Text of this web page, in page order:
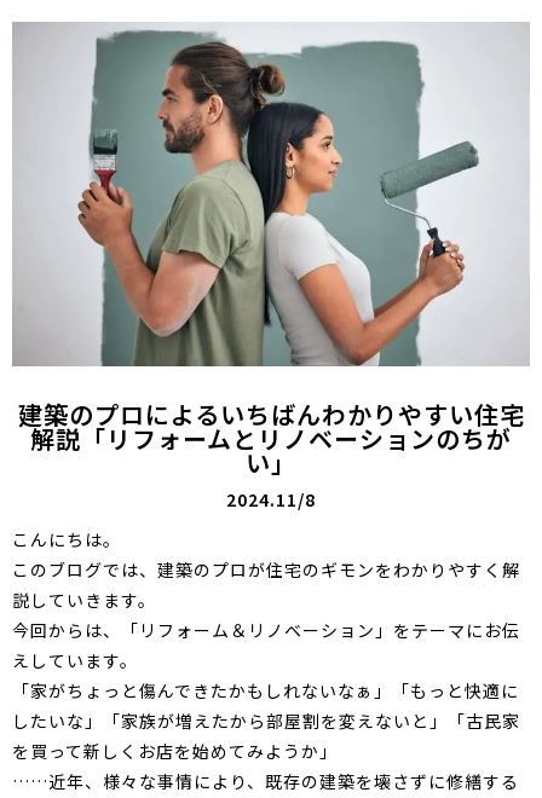
建築のプロによるいちばんわかりやすい住宅
解説「リフォームとリノベーションのちが
い」
2024.11/8
こんにちは。
このブログでは、建築のプロが住宅のギモンをわかりやすく解
説していきます。
今回からは、「リフォーム＆リノベーション」をテーマにお伝
えしています。
「家がちょっと傷んできたかもしれないなぁ」「もっと快適に
したいな」「家族が増えたから部屋割を変えないと」「古民家
を買って新しくお店を始めてみようか」
……近年、様々な事情により、既存の建築を壊さずに修繕する